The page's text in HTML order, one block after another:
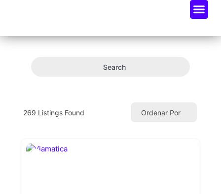
Search
269 Listings Found Ordenar Por